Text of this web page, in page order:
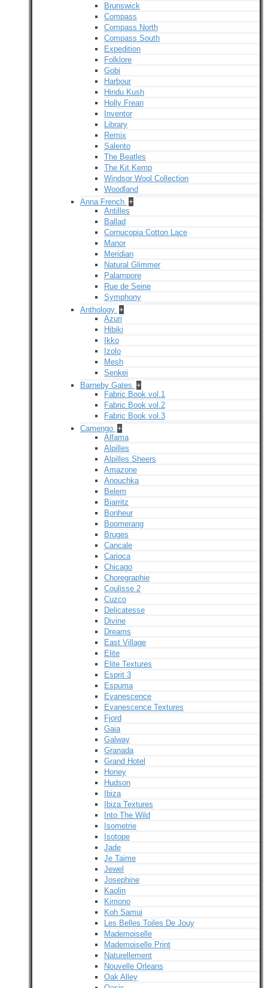
Brunswick
Compass
Compass North
Compass South
Expedition
Folklore
Gobi
Harbour
Hindu Kush
Holly Frean
Inventor
Library
Remix
Salento
The Beatles
The Kit Kemp
Windsor Wool Collection
Woodland
Anna French +
Antilles
Ballad
Cornucopia Cotton Lace
Manor
Meridian
Natural Glimmer
Palampore
Rue de Seine
Symphony
Anthology +
Azuri
Hibiki
Ikko
Izolo
Mesh
Senkei
Barneby Gates +
Fabric Book vol.1
Fabric Book vol.2
Fabric Book vol.3
Camengo +
Alfama
Alpilles
Alpilles Sheers
Amazone
Anouchka
Belem
Biarritz
Bonheur
Boomerang
Bruges
Cancale
Carioca
Chicago
Choregraphie
Coulisse 2
Cuzco
Delicatesse
Divine
Dreams
East Village
Elite
Elite Textures
Esprit 3
Espuma
Evanescence
Evanescence Textures
Fjord
Gaia
Galway
Granada
Grand Hotel
Honey
Hudson
Ibiza
Ibiza Textures
Into The Wild
Isometrie
Isotope
Jade
Je Taime
Jewel
Josephine
Kaolin
Kimono
Koh Samui
Les Belles Toiles De Jouy
Mademoiselle
Mademoiselle Print
Naturellement
Nouvelle Orleans
Oak Alley